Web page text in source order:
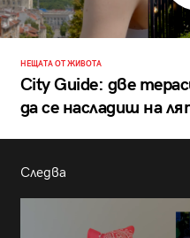
НЕЩАТА ОТ ЖИВОТА
City Guide: две
да се насладиш на
Следва